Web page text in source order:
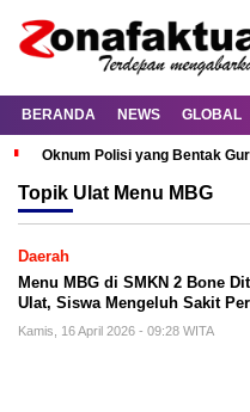
BERANDA NEWS GLOBAL
Oknum Polisi yang Bentak
Topik Ulat Menu MBG
Daerah
Menu MBG di SMKN 2 Bone
Ulat, Siswa Mengeluh Sakit
Kamis, 16 April 2026 - 09:28 WITA